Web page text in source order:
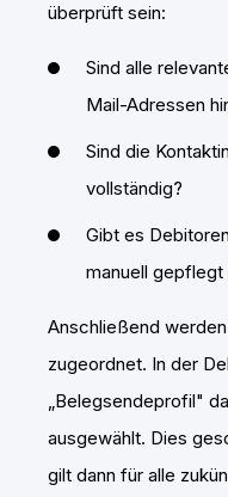
überprüft sein:
Sind alle
Mail-Adressen
Sind die
vollständig?
Gibt es
manuell
Anschließend
zugeordnet. In der
„Belegsendeprofil"
ausgewählt. Dies
gilt dann für alle